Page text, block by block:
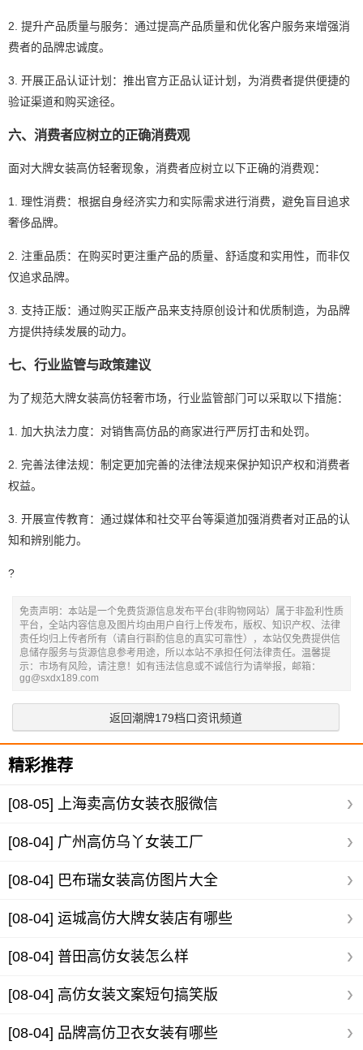
2. 提升产品质量与服务：通过提高产品质量和优化客户服务来增强消
费者的品牌忠诚度。
3. 开展正品认证计划：推出官方正品认证计划，为消费者提供便捷的
验证渠道和购买途径。
六、消费者应树立的正确消费观
面对大牌女装高仿轻奢现象，消费者应树立以下正确的消费观：
1. 理性消费：根据自身经济实力和实际需求进行消费，避免盲目追求
奢侈品牌。
2. 注重品质：在购买时更注重产品的质量、舒适度和实用性，而非仅
仅追求品牌。
3. 支持正版：通过购买正版产品来支持原创设计和优质制造，为品牌
方提供持续发展的动力。
七、行业监管与政策建议
为了规范大牌女装高仿轻奢市场，行业监管部门可以采取以下措施：
1. 加大执法力度：对销售高仿品的商家进行严厉打击和处罚。
2. 完善法律法规：制定更加完善的法律法规来保护知识产权和消费者
权益。
3. 开展宣传教育：通过媒体和社交平台等渠道加强消费者对正品的认
知和辨别能力。
?
免责声明：本站是一个免费货源信息发布平台(非购物网站）属于非盈利性质
平台，全站内容信息及图片均由用户自行上传发布，版权、知识产权、法律
责任均归上传者所有（请自行斟酌信息的真实可靠性），本站仅免费提供信
息储存服务与货源信息参考用途，所以本站不承担任何法律责任。温馨提
示：市场有风险，请注意！如有违法信息或不诚信行为请举报，邮箱：
gg@sxdx189.com
返回潮牌179档口资讯频道
精彩推荐
[08-05] 上海卖高仿女装衣服微信
[08-04] 广州高仿乌丫女装工厂
[08-04] 巴布瑞女装高仿图片大全
[08-04] 运城高仿大牌女装店有哪些
[08-04] 普田高仿女装怎么样
[08-04] 高仿女装文案短句搞笑版
[08-04] 品牌高仿卫衣女装有哪些